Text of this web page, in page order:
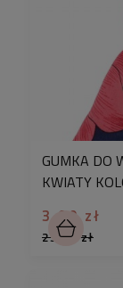
GUMKA DO
KWIATY
3,90 zł
25,90 zł